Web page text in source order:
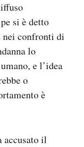
si è detto
nei confronti di
lo
e l’idea
o
è
accusato il